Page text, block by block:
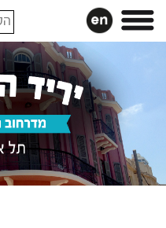
מעבר
לתוכן
חיפוש: